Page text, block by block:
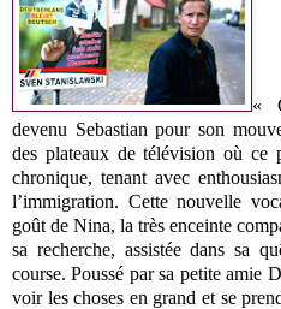
«
devenu Sebastian pour son
des plateaux de télévision où ce
chronique, tenant avec
l’immigration. Cette nouvelle
goût de Nina, la très enceinte
sa recherche, assistée dans sa
course. Poussé par sa petite amie
voir les choses en grand et se